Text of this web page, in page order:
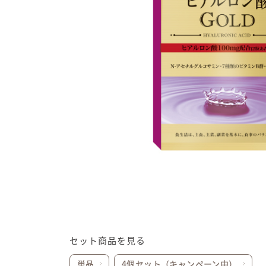
セット商品を見る
単品 4個セット（キャンペーン中）